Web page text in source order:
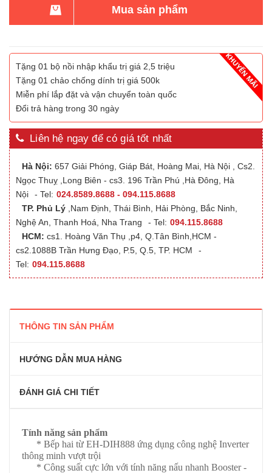
Mua sản phẩm
Tặng 01 bộ nồi nhập khẩu trị giá 2,5 triệu
Tặng 01 chảo chống dính trị giá 500k
Miễn phí lắp đặt và vận chuyển toàn quốc
Đổi trả hàng trong 30 ngày
Liên hệ ngay để có giá tốt nhất
Hà Nội: 657 Giải Phóng, Giáp Bát, Hoàng Mai, Hà Nội , Cs2.
Ngọc Thuỵ ,Long Biên - cs3. 196 Trần Phú ,Hà Đông, Hà
Nội
- Tel: 024.8589.8688 - 094.115.8688
TP. Phủ Lý ,Nam Định, Thái Bình, Hải Phòng, Bắc Ninh,
Nghệ An, Thanh Hoá, Nha Trang
- Tel: 094.115.8688
HCM: cs1. Hoàng Văn Thụ ,p4, Q.Tân Bình,HCM -
cs2.1088B Trần Hưng Đạo, P.5, Q.5, TP. HCM
-
Tel: 094.115.8688
THÔNG TIN SẢN PHẨM
HƯỚNG DẪN MUA HÀNG
ĐÁNH GIÁ CHI TIẾT
Tính năng sản phẩm
* Bếp hai từ EH-DIH888 ứng dụng công nghệ Inverter
thông minh vượt trội
* Công suất cực lớn với tính năng nấu nhanh Booster -